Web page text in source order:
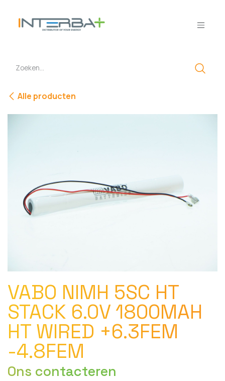
Alle producten
VABO NIMH 5SC HT
STACK 6.0V 1800MAH
HT WIRED +6.3FEM
-4.8FEM
Ons contacteren